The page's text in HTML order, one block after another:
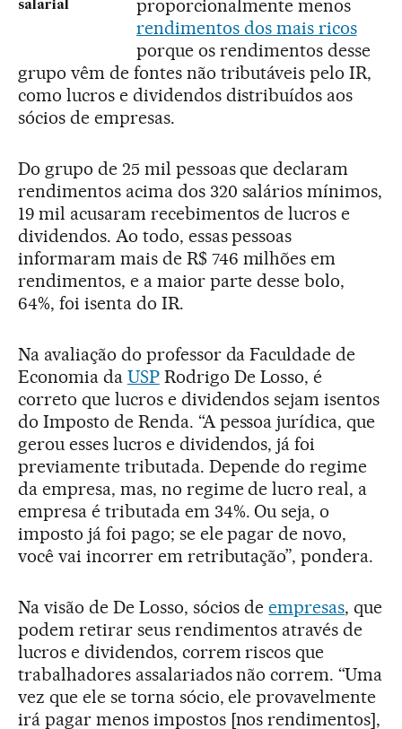
salarial
proporcionalmente menos
rendimentos dos mais ricos
porque os rendimentos desse
grupo vêm de fontes não tributáveis pelo IR,
como lucros e dividendos distribuídos aos
sócios de empresas.
Do grupo de 25 mil pessoas que declaram
rendimentos acima dos 320 salários mínimos,
19 mil acusaram recebimentos de lucros e
dividendos. Ao todo, essas pessoas
informaram mais de R$ 746 milhões em
rendimentos, e a maior parte desse bolo,
64%, foi isenta do IR.
Na avaliação do professor da Faculdade de
Economia da USPRodrigo De Losso, é
correto que lucros e dividendos sejam isentos
do Imposto de Renda. “A pessoa jurídica, que
gerou esses lucros e dividendos, já foi
previamente tributada. Depende do regime
da empresa, mas, no regime de lucro real, a
empresa é tributada em 34%. Ou seja, o
imposto já foi pago; se ele pagar de novo,
você vai incorrer em retributação”, pondera.
Na visão de De Losso, sócios deempresas, que
podem retirar seus rendimentos através de
lucros e dividendos, correm riscos que
trabalhadores assalariados não correm. “Uma
vez que ele se torna sócio, ele provavelmente
irá pagar menos impostos [nos rendimentos],